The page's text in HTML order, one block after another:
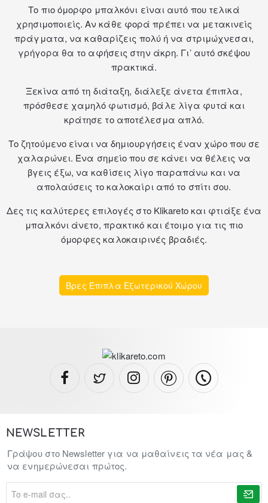
Το πιο όμορφο μπαλκόνι είναι αυτό που τελικά
χρησιμοποιείς. Αν κάθε φορά πρέπει να μετακινείς
πράγματα, να καθαρίζεις πολύ ή να στριμώχνεσαι,
γρήγορα θα το αφήσεις στην άκρη. Γι’ αυτό σκέψου
πρακτικά.
Ξεκίνα από τη διάταξη, διάλεξε άνετα έπιπλα,
πρόσθεσε χαμηλό φωτισμό, βάλε λίγα φυτά και
κράτησε το αποτέλεσμα απλό.
Το ζητούμενο είναι να δημιουργήσεις έναν χώρο που σε
χαλαρώνει. Ένα σημείο που σε κάνει να θέλεις να
βγεις έξω, να καθίσεις λίγο παραπάνω και να
απολαύσεις το καλοκαίρι από το σπίτι σου.
Δες τις καλύτερες επιλογές στο Klikareto και φτιάξε ένα
μπαλκόνι άνετο, πρακτικό και έτοιμο για τις πιο
όμορφες καλοκαιρινές βραδιές.
Βρες Έπιπλα Εξωτερικού Χώρου
NEWSLETTER
Γράψου στο Newsletter για να μαθαίνεις τα νέα μας &
να ενημερώνεσαι πρώτος.